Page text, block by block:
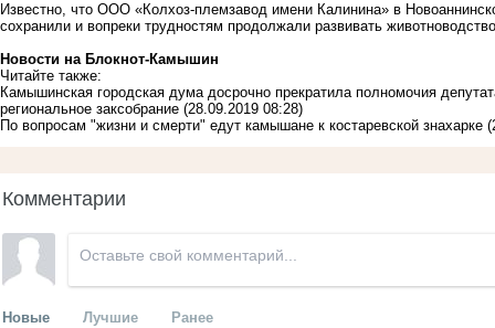
Известно, что ООО «Колхоз-племзавод имени Калинина» в
сохранили и вопреки трудностям продолжали развивать
Новости на Блoкнoт-Камышин
Читайте также:
Камышинская городская дума досрочно прекратила полномочия
региональное заксобрание (28.09.2019 08:28)
По вопросам "жизни и смерти" едут камышане к костаревской знахарке
Комментарии
Новые Лучшие Ранее